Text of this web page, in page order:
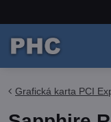
Grafická karta PCI